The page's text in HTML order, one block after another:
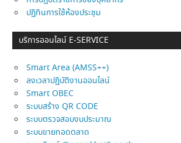
ปฏิทินการใช้ห้องประชุม
บริการออนไลน์ E-SERVICE
Smart Area (AMSS++)
ลงเวลาปฏิบัติงานออนไลน์
Smart OBEC
ระบบสร้าง QR CODE
ระบบตรวจสอบงบประมาณ
ระบบขายทอดตลาด